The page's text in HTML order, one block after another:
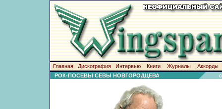
Главная Дискография Интервью Книги Журналы
Аккорды
РОК-ПОСЕВЫ СЕВЫ НОВГОРОДЦЕВА